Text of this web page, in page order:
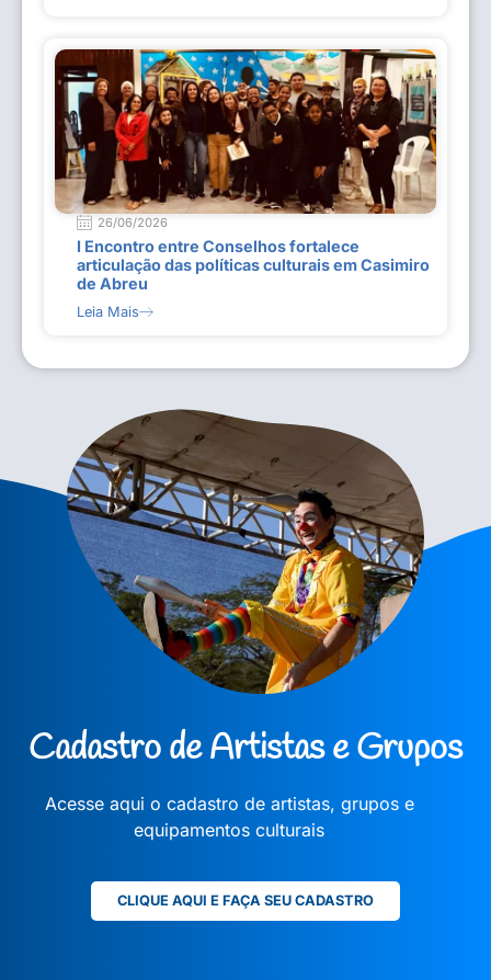
26/06/2026
I Encontro entre Conselhos fortalece
articulação das políticas culturais em Casimiro
de Abreu
Leia Mais
Cadastro de Artistas e Grupos
Acesse aqui o cadastro de artistas, grupos e
equipamentos culturais
CLIQUE AQUI E FAÇA SEU CADASTRO